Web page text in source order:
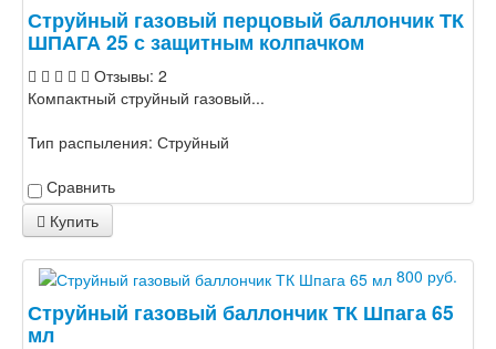
Струйный газовый перцовый баллончик ТК
ШПАГА 25 с защитным колпачком
Отзывы: 2
Компактный струйный газовый...
Тип распыления: Струйный
Сравнить
Купить
800 руб.
Струйный газовый баллончик ТК Шпага 65
мл